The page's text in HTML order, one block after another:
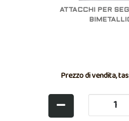
ATTACCHI PER
Prezzo di vendita,